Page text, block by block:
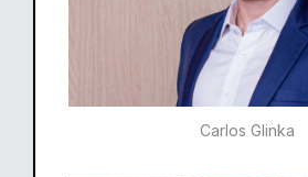
Carlos Glinka